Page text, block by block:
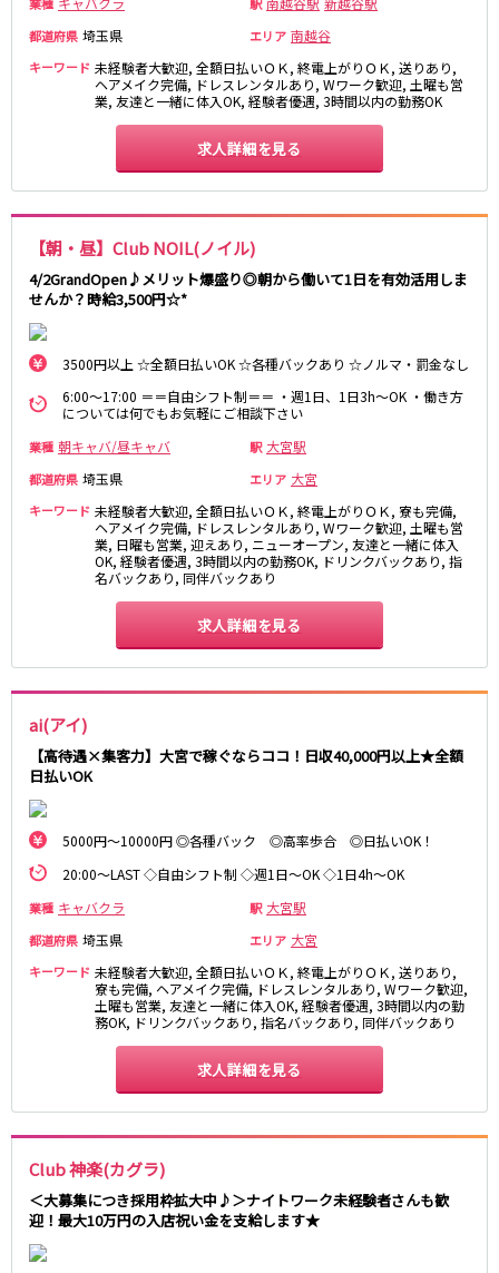
都道府県 埼玉県 エリア 南越谷
キーワード 未経験者大歓迎, 全額日払いＯＫ, 終電上がりＯＫ, 送りあり,
ヘアメイク完備, ドレスレンタルあり, Wワーク歓迎, 土曜も営
業, 友達と一緒に体入OK, 経験者優遇, 3時間以内の勤務OK
求人詳細を見る
【朝・昼】Club NOIL(ノイル)
4/2GrandOpen♪メリット爆盛り◎朝から働いて1日を有効活用しま
せんか？時給3,500円☆*
3500円以上 ☆全額日払いOK ☆各種バックあり ☆ノルマ・罰金なし
6:00～17:00 ＝＝自由シフト制＝＝ ・週1日、1日3h～OK ・働き方
については何でもお気軽にご相談下さい
業種 朝キャバ/昼キャバ 駅 大宮駅
都道府県 埼玉県 エリア 大宮
キーワード 未経験者大歓迎, 全額日払いＯＫ, 終電上がりＯＫ, 寮も完備,
ヘアメイク完備, ドレスレンタルあり, Wワーク歓迎, 土曜も営
業, 日曜も営業, 迎えあり, ニューオープン, 友達と一緒に体入
OK, 経験者優遇, 3時間以内の勤務OK, ドリンクバックあり, 指
名バックあり, 同伴バックあり
求人詳細を見る
ai(アイ)
【高待遇×集客力】大宮で稼ぐならココ！日収40,000円以上★全額
日払いOK
5000円～10000円 ◎各種バック ◎高率歩合 ◎日払いOK！
20:00～LAST ◇自由シフト制 ◇週1日～OK ◇1日4h～OK
業種 キャバクラ 駅 大宮駅
都道府県 埼玉県 エリア 大宮
キーワード 未経験者大歓迎, 全額日払いＯＫ, 終電上がりＯＫ, 送りあり,
寮も完備, ヘアメイク完備, ドレスレンタルあり, Wワーク歓迎,
土曜も営業, 友達と一緒に体入OK, 経験者優遇, 3時間以内の勤
務OK, ドリンクバックあり, 指名バックあり, 同伴バックあり
求人詳細を見る
Club 神楽(カグラ)
＜大募集につき採用枠拡大中♪＞ナイトワーク未経験者さんも歓
迎！最大10万円の入店祝い金を支給します★
湯島駅
綾瀬駅
町屋駅
西日暮里駅
表参道駅
乃木坂駅
都営新宿線
本八幡駅
住吉駅
新宿三丁目駅
岩本町駅
小川町駅
森下駅
瑞江駅
一之江駅
船堀駅
菊川駅
秋葉原駅
北千住駅
つくば駅
研究学園駅
浅草駅
守谷駅
三郷中央駅
八潮駅
東急大井町線
自由が丘駅
大井町駅
二子玉川駅
旗の台駅
京急川崎駅
横浜駅
京急蒲田駅
横須賀中央駅
品川駅
日ノ出町駅
京急鶴見駅
上大岡駅
吉祥寺駅
渋谷駅
池ノ上駅
JR八高線(八王子～高麗川)
東飯能駅
東武野田線
大宮駅
柏駅
春日部駅